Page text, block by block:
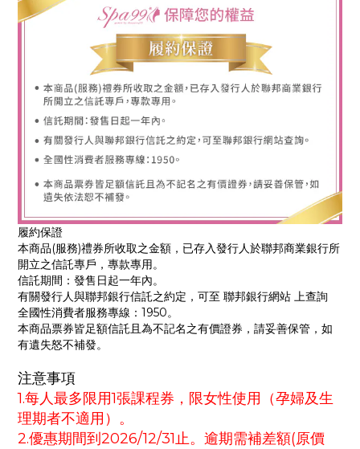
履約保證
本商品(服務)禮券所收取之金額，已存入發行人於聯邦商業銀行所
開立之信託專戶，專款專用。
信託期間：發售日起一年內。
有關發行人與聯邦銀行信託之約定，可至 聯邦銀行網站 上查詢
全國性消費者服務專線：1950。
本商品票券皆足額信託且為不記名之有價證券，請妥善保管，如
有遺失怒不補發。
注意事項
1.每人最多限用1張課程券，限女性使用（孕婦及生
理期者不適用）。
2.優惠期間到2026/12/31止。逾期需補差額(原價